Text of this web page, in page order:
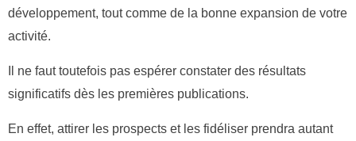
développement, tout comme de la bonne expansion de votre
activité.
Il ne faut toutefois pas espérer constater des résultats
significatifs dès les premières publications.
En effet, attirer les prospects et les fidéliser prendra autant